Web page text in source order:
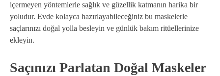
içermeyen yöntemlerle sağlık ve güzellik katmanın harika bir
yoludur. Evde kolayca hazırlayabileceğiniz bu maskelerle
saçlarınızı doğal yolla besleyin ve günlük bakım ritüellerinize
ekleyin.
Saçınızı Parlatan Doğal Maskeler